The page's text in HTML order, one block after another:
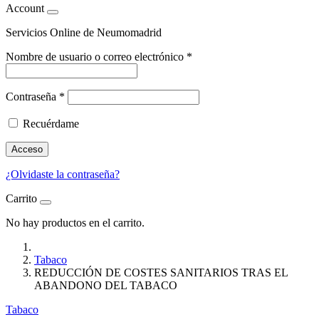
Account
Servicios Online de Neumomadrid
Nombre de usuario o correo electrónico *
Contraseña *
Recuérdame
Acceso
¿Olvidaste la contraseña?
Carrito
No hay productos en el carrito.
Tabaco
REDUCCIÓN DE COSTES SANITARIOS TRAS EL
ABANDONO DEL TABACO
Tabaco